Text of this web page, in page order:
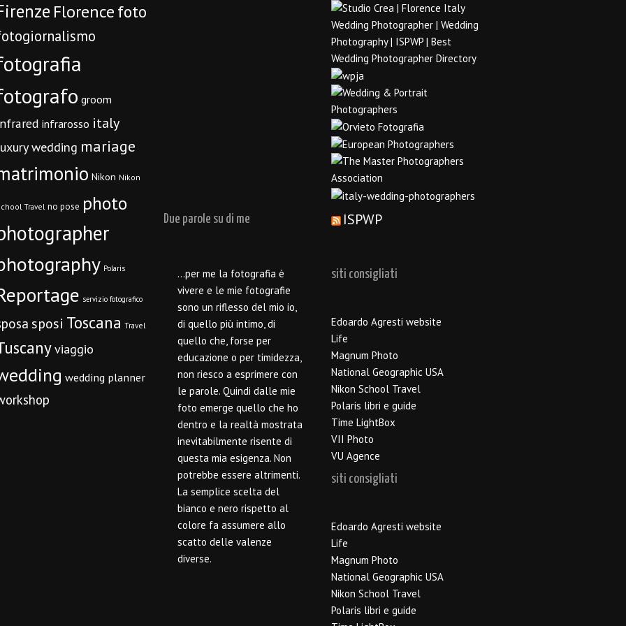
Florencefoto
groom
infrarosso italy
wedding mariage
Nikon Nikon
Travel no pose photo
Polaris
servizio fotografico
sposi Toscana Travel
viaggio
wedding planner
Due parole su di me
…per me la fotografia è
vivere e le mie fotografie
sono un riflesso del mio io,
di quello più intimo, di
quello che, forse per
educazione o per timidezza,
non riesco a esprimere con
le parole. Quindi dalle mie
foto emerge quello che ho
dentro e la realtà mostrata
inevitabilmente risente di
questa mia esigenza. Non
potrebbe essere altrimenti.
La semplice scelta del
bianco e nero rispetto al
colore fa assumere allo
scatto delle valenze
diverse.
ISPWP
siti consigliati
Edoardo Agresti website
Life
Magnum Photo
National Geographic USA
Nikon School Travel
Polaris libri e guide
Time LightBox
VII Photo
VU Agence
siti consigliati
Edoardo Agresti website
Life
Magnum Photo
National Geographic USA
Nikon School Travel
Polaris libri e guide